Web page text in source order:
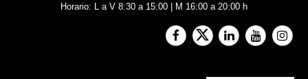
Horario: L a V 8:30 a 15:00 | M 16:00 a 20:00 h